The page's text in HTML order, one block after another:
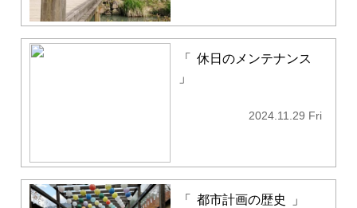
「
休日のメンテナンス
」
2024.11.29 Fri
「 都市計画の歴史 」